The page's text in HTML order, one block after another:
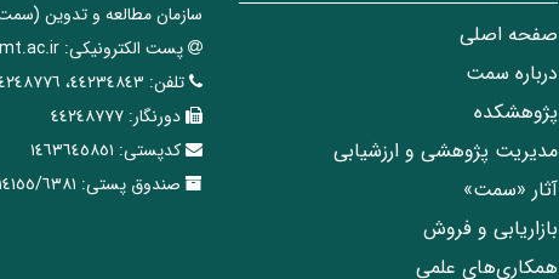
صفحه اصلی
درباره سمت
پژوهشکده
مدیریت پژوهشی و ارزشیابی
آثار «سمت»
بازاریابی و فروش
همکاری‌های علمی
سازمان مطالعه و تدوین‌
پست الکترونیکی:
تلفن: ٤٤٢٣٤٨٤٣، ٤٤٢٤٨٧٧٦، ٤٤٢٤٧٦٣١
دورنگار: ٤٤٢٤٨٧٧٧
کدپستی: ١٤٦٣٦٤٥٨٥١
صندوق پستی: ١٤١٥٥/